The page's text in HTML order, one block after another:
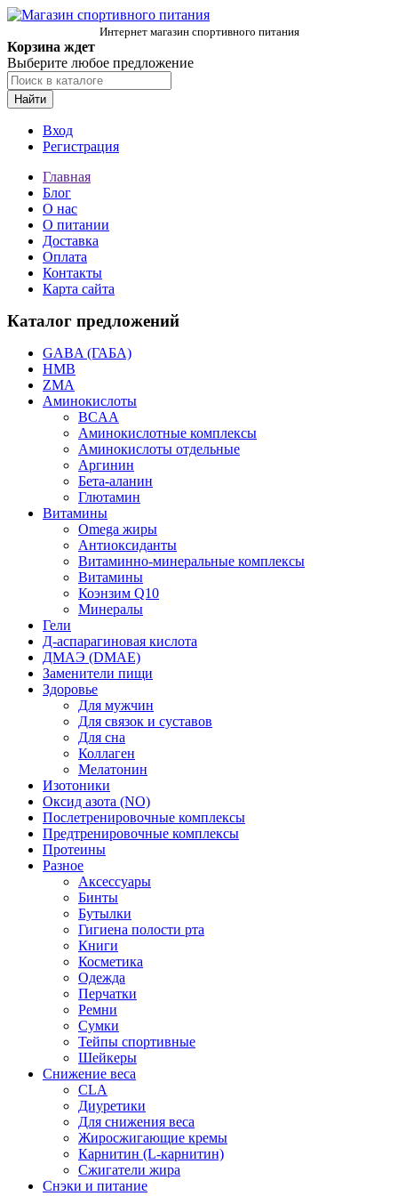
Интернет магазин спортивного питания
Корзина ждет
Выберите любое предложение
Найти
Вход
Регистрация
Главная
Блог
О нас
О питании
Доставка
Оплата
Контакты
Карта сайта
Каталог предложений
GABA (ГАБА)
HMB
ZMA
Аминокислоты
BCAA
Аминокислотные комплексы
Аминокислоты отдельные
Аргинин
Бета-аланин
Глютамин
Витамины
Omega жиры
Антиоксиданты
Витаминно-минеральные комплексы
Витамины
Коэнзим Q10
Минералы
Гели
Д-аспарагиновая кислота
ДМАЭ (DMAE)
Заменители пищи
Здоровье
Для мужчин
Для связок и суставов
Для сна
Коллаген
Мелатонин
Изотоники
Оксид азота (NO)
Послетренировочные комплексы
Предтренировочные комплексы
Протеины
Разное
Аксессуары
Бинты
Бутылки
Гигиена полости рта
Книги
Косметика
Одежда
Перчатки
Ремни
Сумки
Тейпы спортивные
Шейкеры
Снижение веса
CLA
Диуретики
Для снижения веса
Жиросжигающие кремы
Карнитин (L-карнитин)
Сжигатели жира
Снэки и питание